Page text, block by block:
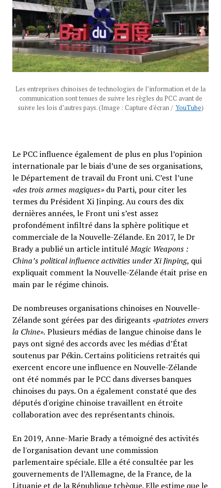
Les entreprises chinoises de technologies de l’information et de la
communication sont tenues de suivre les règles du PCC avant de
suivre les lois d’autres pays. (Image : Capture d'écran / YouTube)
Le PCC influence également de plus en plus l’opinion
internationale par le biais d’une de ses organisations,
le Département de travail du Front uni. C’est l’une
«des trois armes magiques»du Parti, pour citer les
termes du Président Xi Jinping. Au cours des dix
dernières années, le Front uni s’est assez
profondément infiltré dans la sphère politique et
commerciale de la Nouvelle-Zélande. En 2017, le Dr
Brady a publié un article intituléMagic Weapons :
China’s political influence activities under Xi Jinping, qui
expliquait comment la Nouvelle-Zélande était prise en
main par le régime chinois.
De nombreuses organisations chinoises en Nouvelle-
Zélande sont gérées par des dirigeants «patriotes envers
la Chine». Plusieurs médias de langue chinoise dans le
pays ont signé des accords avec les médias d’État
soutenus par Pékin. Certains politiciens retraités qui
exercent encore une influence en Nouvelle-Zélande
ont été nommés par le PCC dans diverses banques
chinoises du pays. On a également constaté que des
députés d'origine chinoise travaillent en étroite
collaboration avec des représentants chinois.
En 2019, Anne-Marie Brady a témoigné des activités
de l'organisation devant une commission
parlementaire spéciale. Elle a été consultée par les
gouvernements de l’Allemagne, de la France, de la
Lituanie et de la République tchèque. Elle estime que le